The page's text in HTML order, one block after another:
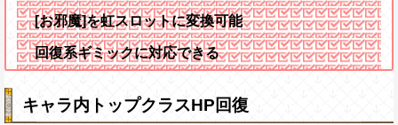
[お邪魔]を虹スロットに変換可能
回復系ギミックに対応できる
キャラ内トップクラスHP回復